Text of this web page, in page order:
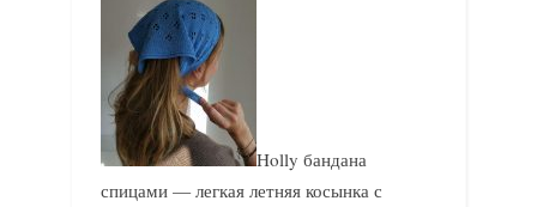
Holly бандана
спицами — легкая летняя косынка с